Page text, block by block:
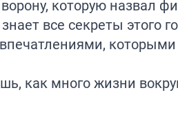
которую назвал
все секреты этого
которыми
как много жизни